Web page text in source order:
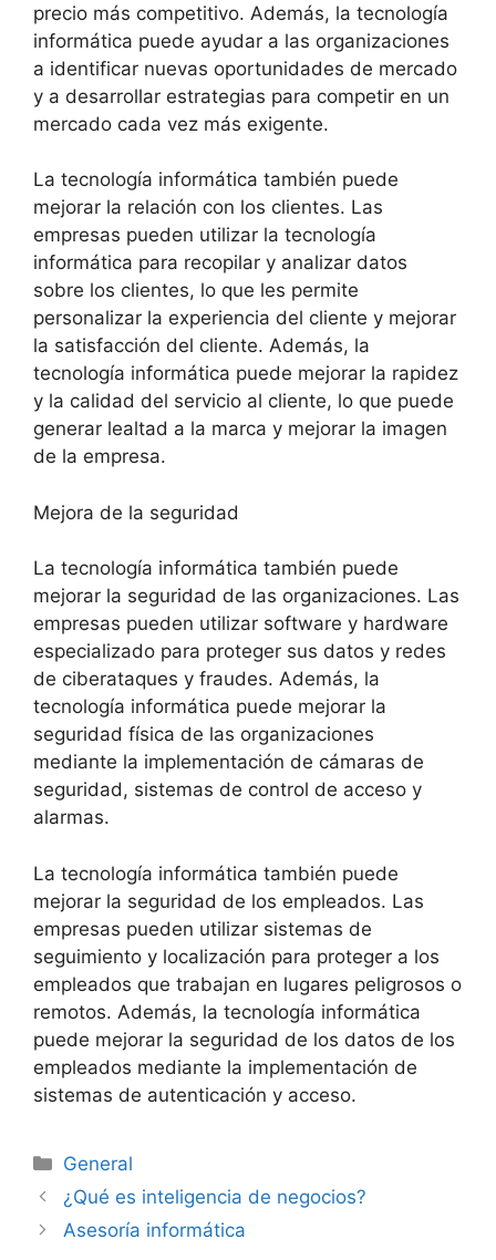
precio más competitivo. Además, la tecnología
informática puede ayudar a las organizaciones
a identificar nuevas oportunidades de mercado
y a desarrollar estrategias para competir en un
mercado cada vez más exigente.
La tecnología informática también puede
mejorar la relación con los clientes. Las
empresas pueden utilizar la tecnología
informática para recopilar y analizar datos
sobre los clientes, lo que les permite
personalizar la experiencia del cliente y mejorar
la satisfacción del cliente. Además, la
tecnología informática puede mejorar la rapidez
y la calidad del servicio al cliente, lo que puede
generar lealtad a la marca y mejorar la imagen
de la empresa.
Mejora de la seguridad
La tecnología informática también puede
mejorar la seguridad de las organizaciones. Las
empresas pueden utilizar software y hardware
especializado para proteger sus datos y redes
de ciberataques y fraudes. Además, la
tecnología informática puede mejorar la
seguridad física de las organizaciones
mediante la implementación de cámaras de
seguridad, sistemas de control de acceso y
alarmas.
La tecnología informática también puede
mejorar la seguridad de los empleados. Las
empresas pueden utilizar sistemas de
seguimiento y localización para proteger a los
empleados que trabajan en lugares peligrosos o
remotos. Además, la tecnología informática
puede mejorar la seguridad de los datos de los
empleados mediante la implementación de
sistemas de autenticación y acceso.
General
¿Qué es inteligencia de negocios?
Asesoría informática